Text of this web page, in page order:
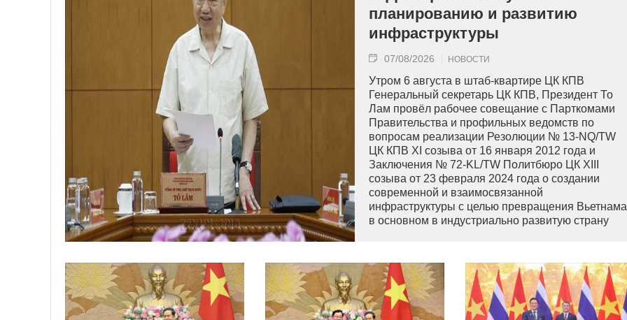
планированию и развитию
инфраструктуры
07/08/2026 НОВОСТИ
Утром 6 августа в штаб-квартире ЦК КПВ
Генеральный секретарь ЦК КПВ, Президент То
Лам провёл рабочее совещание с Парткомами
Правительства и профильных ведомств по
вопросам реализации Резолюции № 13-NQ/TW
ЦК КПВ XI созыва от 16 января 2012 года и
Заключения № 72-KL/TW Политбюро ЦК XIII
созыва от 23 февраля 2024 года о создании
современной и взаимосвязанной
инфраструктуры с целью превращения Вьетнама
в основном в индустриально развитую страну